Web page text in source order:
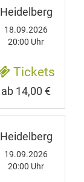
Heidelberg
18.09.2026
20:00 Uhr
Tickets
ab 14,00 €
Heidelberg
19.09.2026
20:00 Uhr